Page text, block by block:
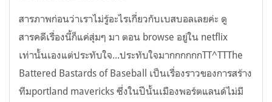
สารภาพก่อนว่าเราไม่รู้อะไรเกี่ยวกับเบสบอลเลยค่ะ ดู
สารคดีเรื่องนี้ก็แค่สุ่มๆ มา ตอน browse อยู่ใน netflix
เท่านั้นเองแต่ประทับใจ...ประทับใจมากกกกกกTT^TTThe
Battered Bastards of Baseball เป็นเรื่องราวของการสร้าง
ทีมportland mavericks ซึ่งในปีนั้นเมืองพอร์ตแลนด์ไม่มี